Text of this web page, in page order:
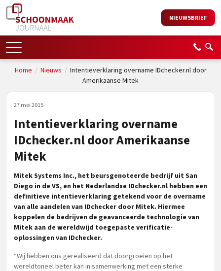
NIEUWSBRIEF
Home / Nieuws / Intentieverklaring overname IDchecker.nl door
Amerikaanse Mitek
27 mei 2015
Intentieverklaring overname
IDchecker.nl door Amerikaanse
Mitek
Mitek Systems Inc., het beursgenoteerde bedrijf uit San
Diego in de VS, en het Nederlandse IDchecker.nl hebben een
definitieve intentieverklaring getekend voor de overname
van alle aandelen van IDchecker door Mitek. Hiermee
koppelen de bedrijven de geavanceerde technologie van
Mitek aan de wereldwijd toegepaste verificatie-
oplossingen van IDchecker.
“Wij hebben ons gerealiseerd dat doorgroeien op het
wereldtoneel beter kan in samenwerking met een sterke